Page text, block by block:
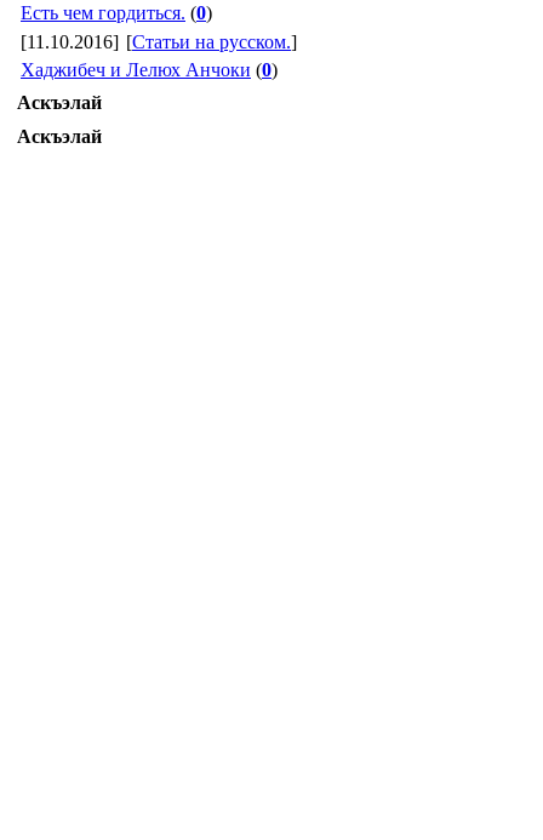
Есть чем гордиться. (0)
[11.10.2016] [Статьи на русском.]
Хаджибеч и Лелюх Анчоки (0)
Аскъэлай
Аскъэлай